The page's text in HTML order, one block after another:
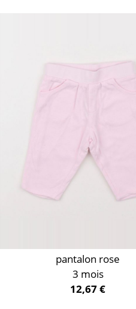
pantalon rose
3 mois
12,67 €